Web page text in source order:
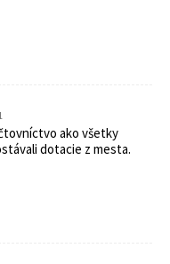
ako všetky
dotacie z mesta.